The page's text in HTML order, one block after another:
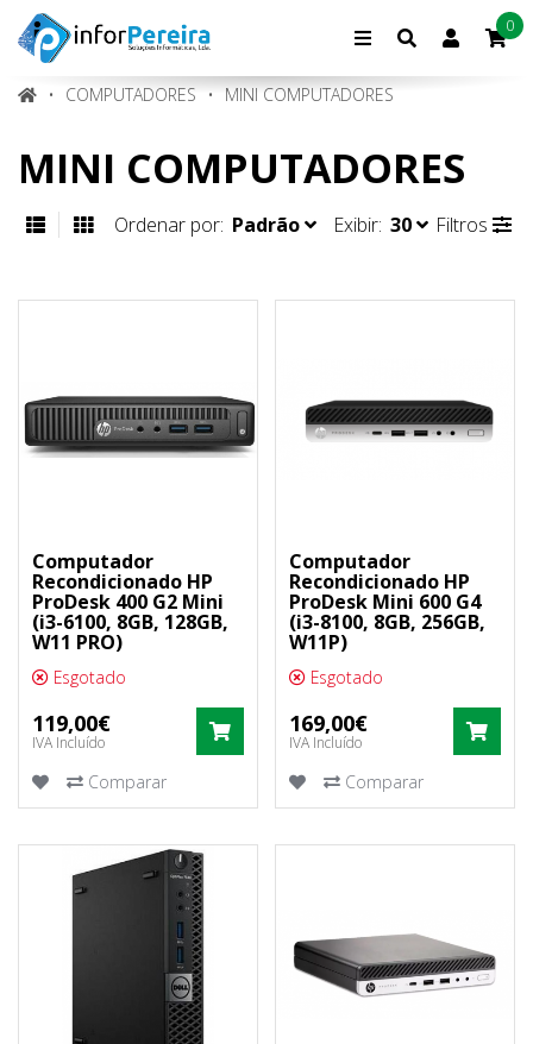
Conta0
COMPUTADORES MINI COMPUTADORES
MINI COMPUTADORES
Ordenar por: Padrão Exibir: 30 Filtros
Computador
Recondicionado HP
ProDesk 400 G2 Mini
(i3-6100, 8GB, 128GB,
W11 PRO)
Esgotado
119,00€
IVA Incluído COMPRAR
Comparar
Computador
Recondicionado HP
ProDesk Mini 600 G4
(i3-8100, 8GB, 256GB,
W11P)
Esgotado
169,00€
IVA Incluído
Comparar